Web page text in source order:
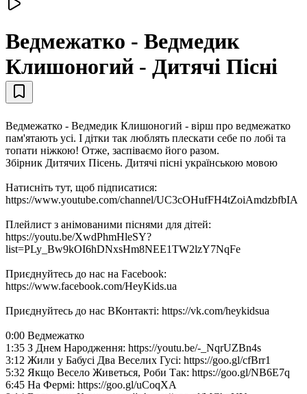
Ведмежатко - Ведмедик
Клишоногий - Дитячі Пісні
Ведмежатко - Ведмедик Клишоногий - вірш про ведмежатко
пам'ятають усі. І дітки так люблять плескати себе по лобі та
топати ніжкою! Отже, заспіваємо його разом.
Збірник Дитячих Пісень. Дитячі пісні українською мовою
Натисніть тут, щоб підписатися:
https://www.youtube.com/channel/UC3cOHufFH4tZoiAmdzbfbIA
Плейлист з анімованими піснями для дітей:
https://youtu.be/XwdPhmHleSY?
list=PLy_Bw9kOI6hDNxsHm8NEE1TW2lzY7NqFe
Приєднуйтесь до нас на Facebook:
https://www.facebook.com/HeyKids.ua
Приєднуйтесь до нас ВКонтакті: https://vk.com/heykidsua
0:00 Ведмежатко
1:35 З Днем Народження: https://youtu.be/-_NqrUZBn4s
3:12 Жили у Бабусі Два Веселих Гусі: https://goo.gl/cfBrr1
5:32 Якщо Весело Живеться, Роби Так: https://goo.gl/NB6E7q
6:45 На Фермі: https://goo.gl/uCoqXA